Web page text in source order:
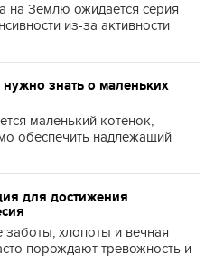
на Землю ожидается серия
из-за активности
знать о маленьких
маленький котенок,
обеспечить надлежащий
для достижения
хлопоты и вечная
порождают тревожность и